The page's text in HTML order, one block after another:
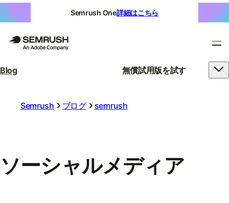
Semrush One詳細はこちら
Blog 無償試用版を試す
Semrush ブログ semrush
ソーシャルメディア